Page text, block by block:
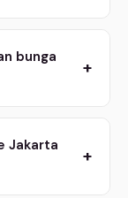
bunga
+
Jakarta
+